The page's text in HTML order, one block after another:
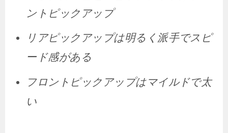
ントピックアップ
リアピックアップは明るく派手でスピ
ード感がある
フロントピックアップはマイルドで太
い